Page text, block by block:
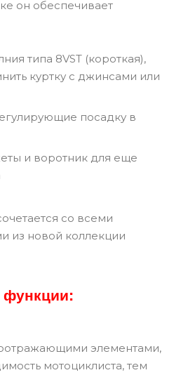
он обеспечивает
типа 8VST (короткая),
куртку с джинсами или
посадку в
и воротник для еще
со всеми
из новой коллекции
элементами,
мотоциклиста, тем